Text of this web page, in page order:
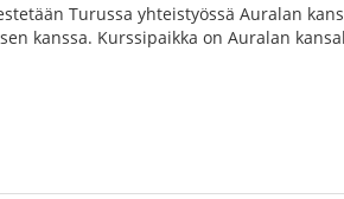
Turussa yhteistyössä Auralan
kanssa. Kurssipaikka on Auralan